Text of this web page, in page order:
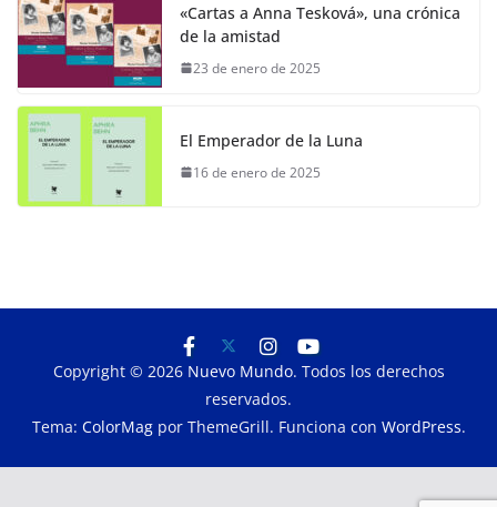
«Cartas a Anna Tesková», una crónica
de la amistad
23 de enero de 2025
El Emperador de la Luna
16 de enero de 2025
Copyright © 2026 Nuevo Mundo. Todos los derechos
reservados.
Tema: ColorMagpor ThemeGrill. Funciona con WordPress.